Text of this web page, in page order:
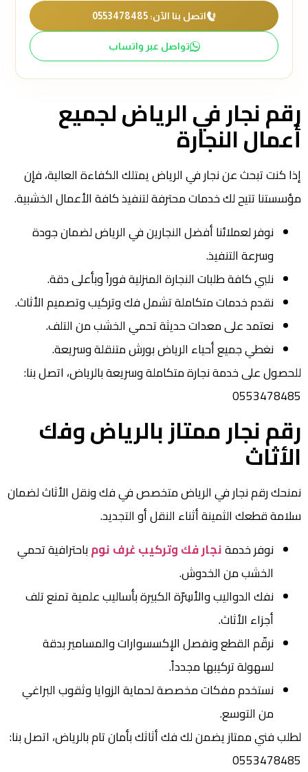
اتصل بنا الآن: 0553478485
تواصل عبر واتساب
رقم نجار في الرياض لجميع
أعمال النجارة
إذا كنت تبحث عن نجار في الرياض يمتلك الكفاءة العالية، فإن
مؤسستنا تتيح لك خدمات محترفة لتنفيذ كافة الأعمال الخشبية.
نوفر لعملائنا أفضل النجارين في الرياض لضمان جودة
وسرعة التنفيذ.
نلبي كافة طلبات النجارة المنزلية فوراً وبأعلى دقة.
نقدم خدمات متكاملة تشمل فك وتركيب وتصميم الأثاث.
نعتمد على معدات حديثة تحمي الخشب من التلف.
نغطي جميع أحياء الرياض بورش متنقلة وسريعة.
للحصول على خدمة نجارة متكاملة وسريعة بالرياض، اتصل بنا:
0553478485
رقم نجار ممتاز بالرياض وفك
الأثاث
نمنحك رقم نجار في الرياض متخصص في فك ونقل الأثاث لضمان
سلامة قطعك الثمينة أثناء النقل أو التجديد.
نوفر خدمةنجار فك وتركيب غرف نومباحترافية تحمي
الخشب من الخدوش.
نفك الدواليب والأسِرّة الكبيرة بأساليب علمية تمنع تلف
أجزاء الأثاث.
نرقّم القطع ونفصل الإكسسوارات والمسامير بدقة
لسهولة تركيبها مجدداً.
نستخدم مفكات مخصصة لحماية الزوايا وثقوب البراغي
من التوسع.
لطلب فني ممتاز يضمن لك فك أثاثك بأمان تام بالرياض، اتصل بنا:
0553478485